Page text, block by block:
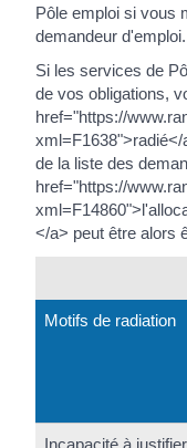
Pôle emploi si vous
demandeur d'emploi.
Si les services de
de vos obligations,
href="https://
de la liste des
href="https://
</a> peut être alors
Motifs de radiation
Incapacité à